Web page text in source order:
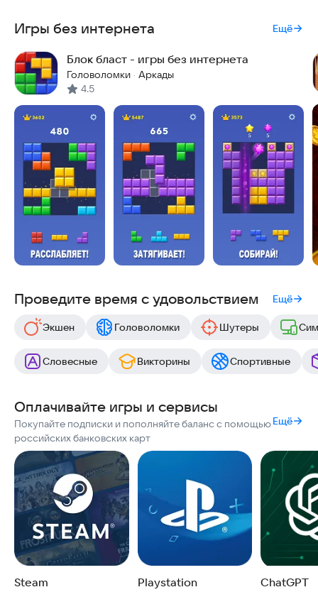
Игры без интернета Ещё
Блок бласт - игры без интернета
Головоломки · Аркады
4.5
Проведите время с удовольствием Ещё
Экшен Головоломки Шутеры
Словесные Викторины Спортивные
Оплачивайте игры и сервисы
Покупайте подписки и пополняйте баланс с помощью
российских банковских карт
Ещё
Steam Playstation ChatGPT